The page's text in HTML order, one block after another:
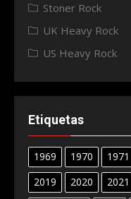
Stoner Rock
UK Heavy Rock
US Heavy Rock
Etiquetas
1969 1970 1971
2019
2020 2021